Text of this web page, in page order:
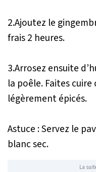
2.Ajoutez le
frais 2 heures.
3.Arrosez ensuite
la poêle. Faites
légèrement épicés.
Astuce : Servez le
blanc sec.
La